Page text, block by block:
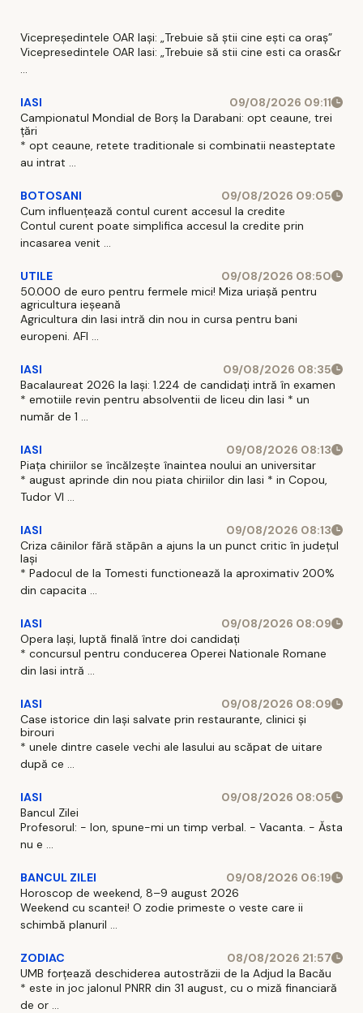
Vicepreședintele OAR Iași: „Trebuie să știi cine ești ca oraș”
Vicepresedintele OAR Iasi: „Trebuie să stii cine esti ca oras&r
...
IASI
09/08/2026 09:11
Campionatul Mondial de Borș la Darabani: opt ceaune, trei
țări
* opt ceaune, retete traditionale si combinatii neasteptate
au intrat ...
BOTOSANI
09/08/2026 09:05
Cum influențează contul curent accesul la credite
Contul curent poate simplifica accesul la credite prin
incasarea venit ...
UTILE
09/08/2026 08:50
50.000 de euro pentru fermele mici! Miza uriașă pentru
agricultura ieșeană
Agricultura din Iasi intră din nou in cursa pentru bani
europeni. AFI ...
IASI
09/08/2026 08:35
Bacalaureat 2026 la Iași: 1.224 de candidați intră în examen
* emotiile revin pentru absolventii de liceu din Iasi * un
număr de 1 ...
IASI
09/08/2026 08:13
Piața chiriilor se încălzește înaintea noului an universitar
* august aprinde din nou piata chiriilor din Iasi * in Copou,
Tudor Vl ...
IASI
09/08/2026 08:13
Criza câinilor fără stăpân a ajuns la un punct critic în județul
Iași
* Padocul de la Tomesti functionează la aproximativ 200%
din capacita ...
IASI
09/08/2026 08:09
Opera Iași, luptă finală între doi candidați
* concursul pentru conducerea Operei Nationale Romane
din Iasi intră ...
IASI
09/08/2026 08:09
Case istorice din Iași salvate prin restaurante, clinici și
birouri
* unele dintre casele vechi ale Iasului au scăpat de uitare
după ce ...
IASI
09/08/2026 08:05
Bancul Zilei
Profesorul: - Ion, spune-mi un timp verbal. - Vacanta. - Ăsta
nu e ...
BANCUL ZILEI
09/08/2026 06:19
Horoscop de weekend, 8–9 august 2026
Weekend cu scantei! O zodie primeste o veste care ii
schimbă planuril ...
ZODIAC
08/08/2026 21:57
UMB forțează deschiderea autostrăzii de la Adjud la Bacău
* este in joc jalonul PNRR din 31 august, cu o miză financiară
de or ...